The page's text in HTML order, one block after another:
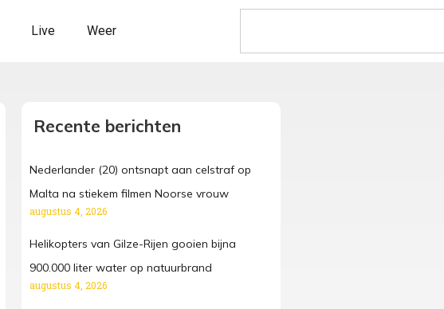
Live Weer
Recente berichten
Nederlander (20) ontsnapt aan celstraf op
Malta na stiekem filmen Noorse vrouw
augustus 4, 2026
Helikopters van Gilze-Rijen gooien bijna
900.000 liter water op natuurbrand
augustus 4, 2026